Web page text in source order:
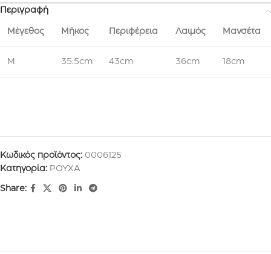
Περιγραφή
Μέγεθος Μήκος Περιφέρεια Λαιμός Μανσέτα
M 35.5cm 43cm 36cm 18cm
Κωδικός προϊόντος: 0006125
Κατηγορία: ΡΟΥΧΑ
Share: